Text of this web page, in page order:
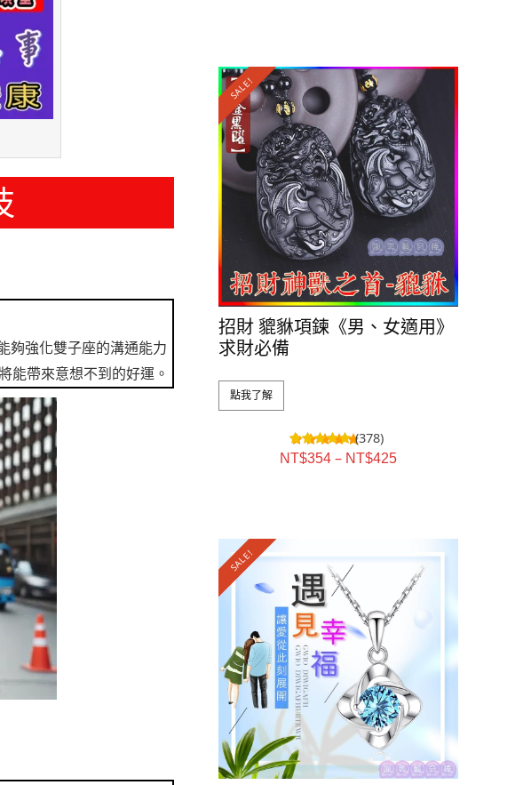
夠強化雙子座的溝通能力
能帶來意想不到的好運。
SALE!
招財 貔貅項鍊《男、女適用》
求財必備
點我了解
(378)
NT$354 – NT$425
SALE!